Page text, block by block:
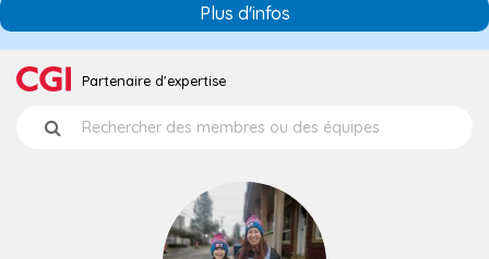
Plus d'infos
Partenaire d'expertise